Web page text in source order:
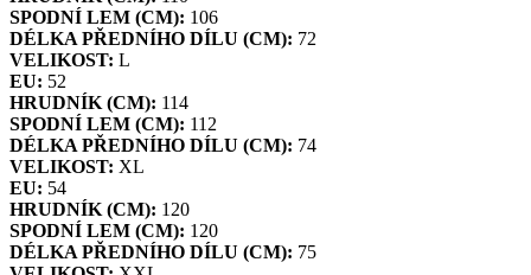
SPODNÍ LEM (CM): 106
DÉLKA PŘEDNÍHO DÍLU (CM): 72
VELIKOST: L
EU: 52
HRUDNÍK (CM): 114
SPODNÍ LEM (CM): 112
DÉLKA PŘEDNÍHO DÍLU (CM): 74
VELIKOST: XL
EU: 54
HRUDNÍK (CM): 120
SPODNÍ LEM (CM): 120
DÉLKA PŘEDNÍHO DÍLU (CM): 75